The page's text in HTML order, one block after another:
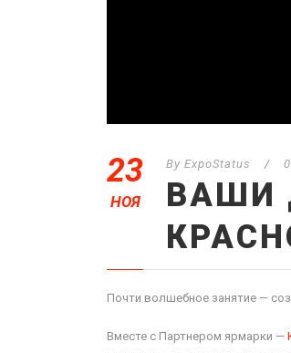
23
НОЯ
By ExpoStatus /
ВАШИ
Почти волшебное занятие —
Вместе с Партнером ярмарки —